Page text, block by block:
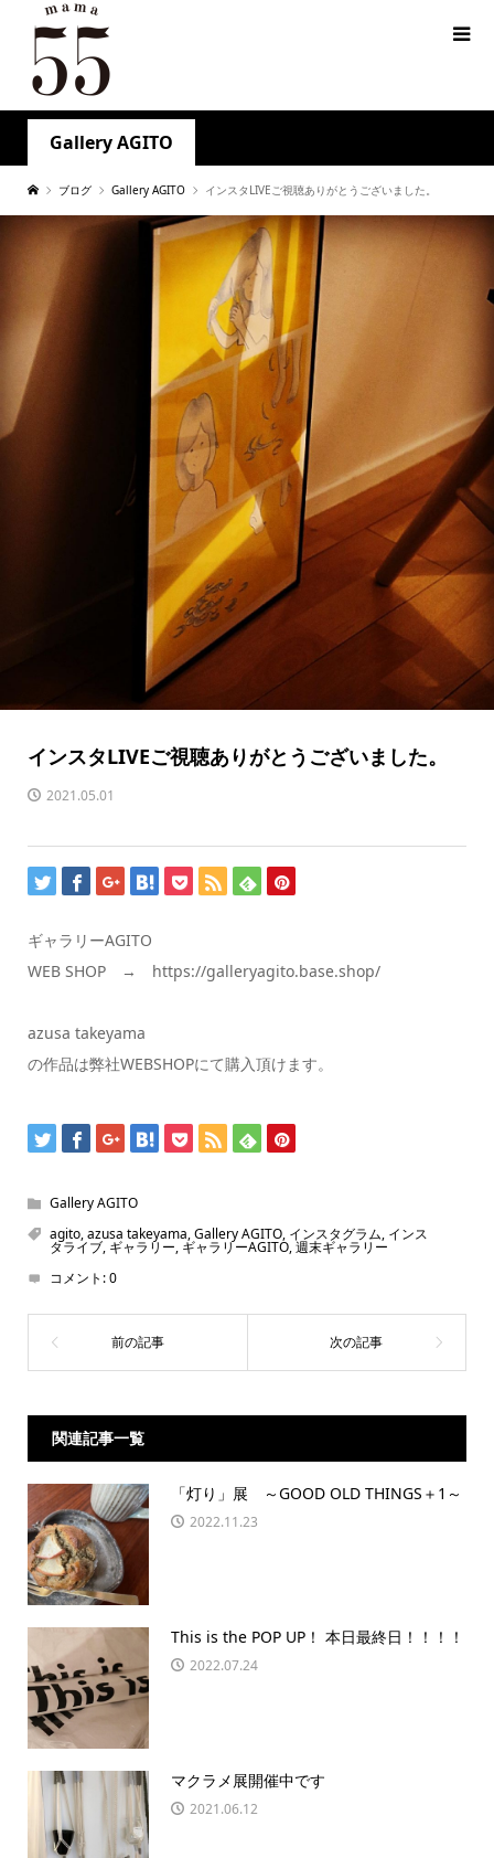
Gallery AGITO
ブログ Gallery AGITO インスタLIVEご視聴ありがとうございました。
インスタLIVEご視聴ありがとうございました。
2021.05.01
ギャラリーAGITO
WEB SHOP → https://galleryagito.base.shop/
azusa takeyama
の作品は弊社WEBSHOPにて購入頂けます。
Gallery AGITO
agito,azusa takeyama,Gallery AGITO, インスタグラム, インス
タライブ, ギャラリー, ギャラリーAGITO,週末ギャラリー
コメント:0
関連記事一覧
「灯り」展 ～GOOD OLD THINGS＋1～
2022.11.23
This is the POP UP！ 本日最終日！！！！
2022.07.24
マクラメ展開催中です
2021.06.12